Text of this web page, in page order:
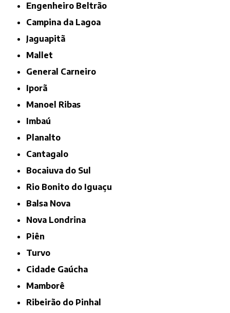
Engenheiro Beltrão
Campina da Lagoa
Jaguapitã
Mallet
General Carneiro
Iporã
Manoel Ribas
Imbaú
Planalto
Cantagalo
Bocaiuva do Sul
Rio Bonito do Iguaçu
Balsa Nova
Nova Londrina
Piên
Turvo
Cidade Gaúcha
Mamborê
Ribeirão do Pinhal